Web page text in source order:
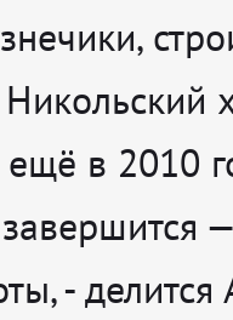
в 2010
, - делится